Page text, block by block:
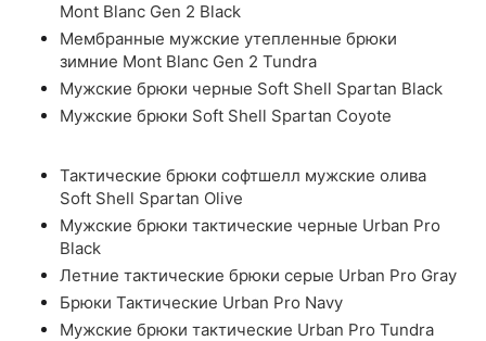
Mont Blanc Gen 2 Black
Мембранные мужские утепленные брюки
зимние Mont Blanc Gen 2 Tundra
Мужские брюки черные Soft Shell Spartan Black
Мужские брюки Soft Shell Spartan Coyote
Тактические брюки софтшелл мужские олива
Soft Shell Spartan Olive
Мужские брюки тактические черные Urban Pro
Black
Летние тактические брюки серые Urban Pro Gray
Брюки Тактические Urban Pro Navy
Мужские брюки тактические Urban Pro Tundra